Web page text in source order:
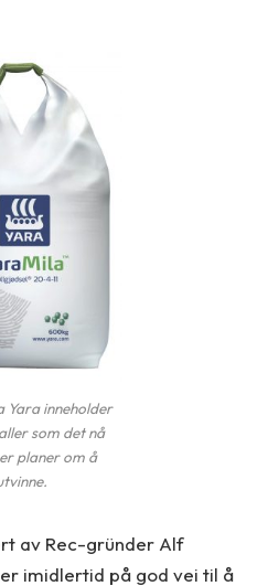
Yara inneholder
som det nå
planer om å
av Rec-gründer Alf
imidlertid på god vei til å